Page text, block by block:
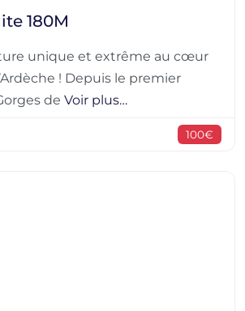
180M
unique et extrême au cœur
! Depuis le premier
de Voir plus…
100€